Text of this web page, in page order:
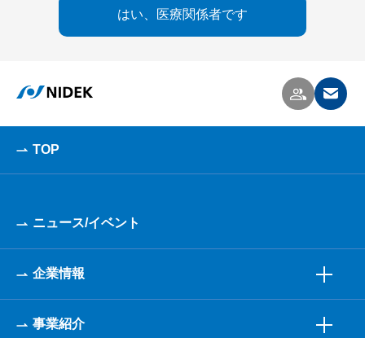
はい、医療関係者です
TOP
ニュース/イベント
企業情報
事業紹介